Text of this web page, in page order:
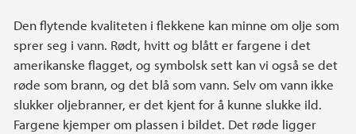
Den flytende kvaliteten i flekkene kan minne om olje som
sprer seg i vann. Rødt, hvitt og blått er fargene i det
amerikanske flagget, og symbolsk sett kan vi også se det
røde som brann, og det blå som vann. Selv om vann ikke
slukker oljebranner, er det kjent for å kunne slukke ild.
Fargene kjemper om plassen i bildet. Det røde ligger